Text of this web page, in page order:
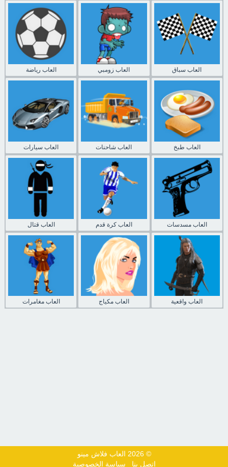
العاب رياضة العاب زومبي العاب سباق
العاب سيارات العاب شاحنات العاب طبخ
العاب قتال العاب كرة قدم العاب مسدسات
العاب مغامرات العاب مكياج العاب واقعية
© 2026 العاب فلاش مينو
اتصل بنا
سياسة الخصوصية